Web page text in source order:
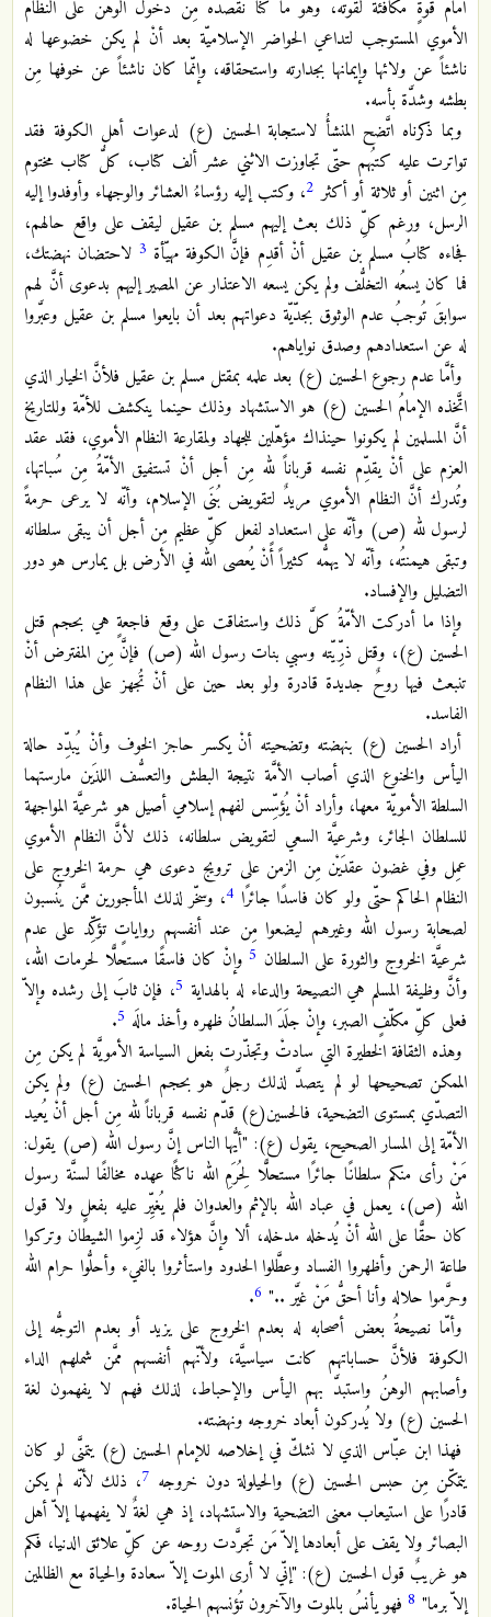
أمام قوّةٍ مكافئة لقوّته، وهو ما كنّا نقصده مِن دخول الوهن على النظام
الأموي المستوجب لتداعي الحواضر الإسلاميّة بعد أنْ لم يكن خضوعها له
ناشئاً عن ولائها وإيمانها بجدارته واستحقاقه، وإنّما كان ناشئاً عن خوفها مِن
بطشه وشدَّة بأسه.
وبما ذكرناه اتَّضح المنشأُ لاستجابة الحسين (ع) لدعوات أهل الكوفة فقد
تواترت عليه كتبُهم حتّى تجاوزت الاثني عشر ألف كتاب، كلُّ كتاب مختوم
مِن اثنين أو ثلاثة أو أكثر 2، وكتب إليه رؤساءُ العشائر والوجهاء وأوفدوا إليه
الرسل، ورغم كلِّ ذلك بعث إليهم مسلم بن عقيل ليقف على واقع حالهم،
فجاءه كتابُ مسلم بن عقيل أنْ أقدِم فإنَّ الكوفة مهيّأة 3 لاحتضان نهضتك،
فما كان يسعُه التخلُّف ولم يكن يسعه الاعتذار عن المصير إليهم بدعوى أنَّ لهم
سوابقَ تُوجبُ عدم الوثوق بجدّيّة دعواتهم بعد أن بايعوا مسلم بن عقيل وعبَّروا
له عن استعدادهم وصدق نواياهم.
وأمَّا عدم رجوع الحسين (ع) بعد علمه بمقتل مسلم بن عقيل فلأنَّ الخيار الذي
اتَّخذه الإمامُ الحسين (ع) هو الاستشهاد وذلك حينما ينكشف للأمّة وللتاريخ
أنَّ المسلمين لم يكونوا حينذاك مؤهّلين للجهاد ولمقارعة النظام الأموي، فقد عقد
العزم على أنْ يقدِّم نفسه قرباناً لله مِن أجل أنْ تستفيق الأمّةُ مِن سُباتها،
وتُدرك أنَّ النظام الأموي مريدٌ لتقويض بُنَى الإسلام، وأنّه لا يرعى حرمةً
لرسول لله (ص) وأنّه على استعدادٍ لفعل كلِّ عظيم مِن أجل أن يبقى سلطانه
وتبقى هيمنتُه، وأنّه لا يهمُّه كثيراً أنْ يُعصى الله في الأرض بل يمارس هو دور
التضليل والإفساد.
وإذا ما أدركت الأمّةُ كلَّ ذلك واستفاقت على وقع فاجعةٍ هي بحجم قتل
الحسين (ع)، وقتل ذرِّيّته وسبي بنات رسول الله (ص) فإنَّ مِن المفترض أنْ
تنبعث فيها روحٌ جديدة قادرة ولو بعد حين على أنْ تُجهز على هذا النظام
الفاسد.
أراد الحسين (ع) بنهضته وتضحيته أنْ يكسر حاجز الخوف وأنْ يُبدِّد حالة
اليأس والخنوع الذي أصاب الأمَّة نتيجة البطش والتعسُّف اللذَين مارستهما
السلطة الأمويّة معها، وأراد أنْ يُؤسِّس لفهم إسلامي أصيل هو شرعيَّة المواجهة
للسلطان الجائر، وشرعيَّة السعي لتقويض سلطانه، ذلك لأنَّ النظام الأموي
عمِل وفي غضون عقدَيْن مِن الزمن على ترويج دعوى هي حرمة الخروج على
النظام الحاكم حتّى ولو كان فاسدًا جائرًا 4، وسخّر لذلك المأجورين ممَّن يُنسبون
لصحابة رسول الله وغيرهم ليضعوا مِن عند أنفسهم رواياتٍ تؤكِّد على عدم
شرعيَّة الخروج والثورة على السلطان 5 وإنْ كان فاسقًا مستحلًّا لحرمات الله،
وأنَّ وظيفة المسلم هي النصيحة والدعاء له بالهداية 5، فإن ثابَ إلى رشده وإلاّ
فعلى كلِّ مكلّفٍ الصبر، وإنْ جلَدَ السلطانُ ظهره وأخذ مالَه 5
.
وهذه الثقافة الخطيرة التي سادتْ وتجذّرت بفعل السياسة الأمويَّة لم يكن مِن
الممكن تصحيحها لو لم يتصدَّ لذلك رجلٌ هو بحجم الحسين (ع) ولم يكن
التصدّي بمستوى التضحية، فالحسين(ع) قدّم نفسه قرباناً لله مِن أجل أنْ يُعيد
الأمّة إلى المسار الصحيح، يقول (ع): "أيُّها الناس إنَّ رسول الله (ص) يقول:
مَنْ رأى منكم سلطانًا جائرًا مستحلًّا لِحُرَمِ الله ناكثًا عهده مخالفًا لسنَّة رسول
الله (ص)، يعمل في عباد الله بالإثم والعدوان فلم يُغيِّر عليه بفعلٍ ولا قول
كان حقًّا على الله أنْ يُدخله مدخله، ألا وإنَّ هؤلاء قد لزِموا الشيطان وتركوا
طاعة الرحمن وأظهروا الفساد وعطَّلوا الحدود واستأثروا بالفيء وأحلُّوا حرام الله
وحرَّموا حلاله وأنا أحقُّ مَنْ غيَّر .." 6
.
وأمّا نصيحةُ بعض أصحابه له بعدم الخروج على يزيد أو بعدم التوجُّه إلى
الكوفة فلأنَّ حساباتهم كانت سياسيَّة، ولأنّهم أنفسهم ممَّن شملهم الداء
وأصابهم الوهنُ واستبدَّ بهم اليأس والإحباط، لذلك فهم لا يفهمون لغة
الحسين (ع) ولا يُدركون أبعاد خروجه ونهضته.
فهذا ابن عبّاس الذي لا نشكّ في إخلاصه للإمام الحسين (ع) يتمنَّى لو كان
يتمكّن مِن حبس الحسين (ع) والحيلولة دون خروجه 7، ذلك لأنّه لم يكن
قادرًا على استيعاب معنى التضحية والاستشهاد، إذ هي لغةٌ لا يفهمها إلاّ أهل
البصائر ولا يقف على أبعادها إلاّ مَن تجرَّدت روحه عن كلِّ علائق الدنيا، فكم
هو غريبٌ قول الحسين (ع): "إنّي لا أرى الموت إلاّ سعادة والحياة مع الظالمين
إلاّ برما" 8 فهو يأنسُ بالموت والآخرون تُؤنسهم الحياة.